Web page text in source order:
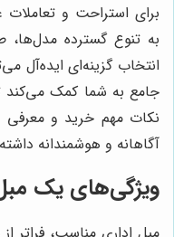
برای استراحت و تعاملات
به تنوع گسترده مدل‌ها،
انتخاب گزینه‌ای ایده‌آل
جامع به شما کمک می‌کند
نکات مهم خرید و معرفی
آگاهانه و هوشمندانه
ویژگی‌های یک